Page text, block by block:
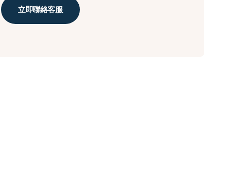
立即聯絡客服